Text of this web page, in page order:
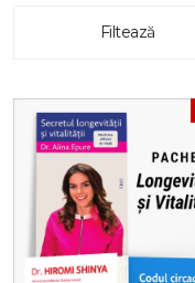
Filtează